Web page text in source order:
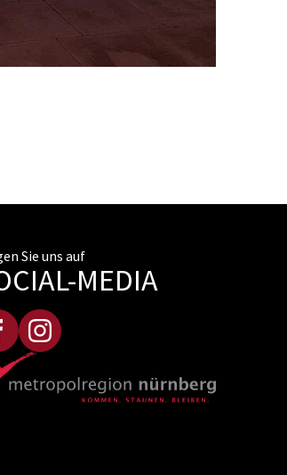
Sie uns auf
MEDIA